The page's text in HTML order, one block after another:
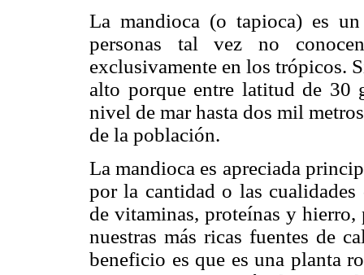
La mandioca (o tapioca) es
personas tal vez no
exclusivamente en los trópicos.
alto porque entre latitud de 30
nivel de mar hasta dos mil
de la población.
La mandioca es apreciada
por la cantidad o las cualidades
de vitaminas, proteínas y hierro,
nuestras más ricas fuentes de
beneficio es que es una planta